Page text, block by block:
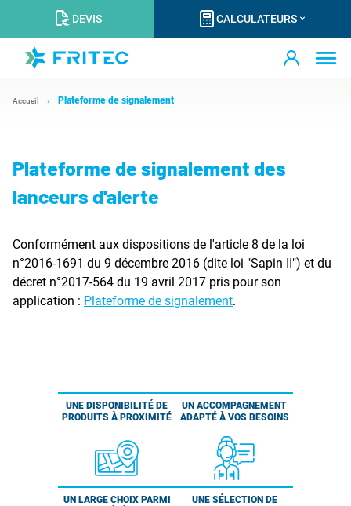
DEVIS CALCULATEURS
Accueil Plateforme de signalement
Plateforme de signalement des
lanceurs d'alerte
Conformément aux dispositions de l'article 8 de la loi
n°2016-1691 du 9 décembre 2016 (dite loi "Sapin II") et du
décret n°2017-564 du 19 avril 2017 pris pour son
application : Plateforme de signalement.
UNE DISPONIBILITÉ DE
PRODUITS À PROXIMITÉ
UN ACCOMPAGNEMENT
ADAPTÉ À VOS BESOINS
UN LARGE CHOIX PARMI
UNE SÉLECTION DE